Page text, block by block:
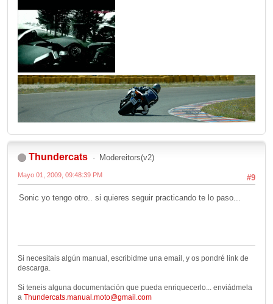
Thundercats Modereitors(v2)
#9
Mayo 01, 2009, 09:48:39 PM
Sonic yo tengo otro.. si quieres seguir practicando te lo paso...
Si necesitais algún manual, escribidme una email, y os pondré link de
descarga.
Si teneis alguna documentación que pueda enriquecerlo... enviádmela
a Thundercats.manual.moto@gmail.com